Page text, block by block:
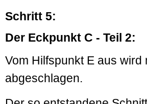
Schritt 5:
Der Eckpunkt C - Teil 2:
Vom Hilfspunkt E aus wird
abgeschlagen.